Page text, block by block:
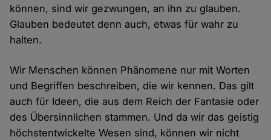
können, sind wir gezwungen, an ihn zu glauben.
Glauben bedeutet denn auch, etwas für wahr zu
halten.
Wir Menschen können Phänomene nur mit Worten
und Begriffen beschreiben, die wir kennen. Das gilt
auch für Ideen, die aus dem Reich der Fantasie oder
des Übersinnlichen stammen. Und da wir das geistig
höchstentwickelte Wesen sind, können wir nicht